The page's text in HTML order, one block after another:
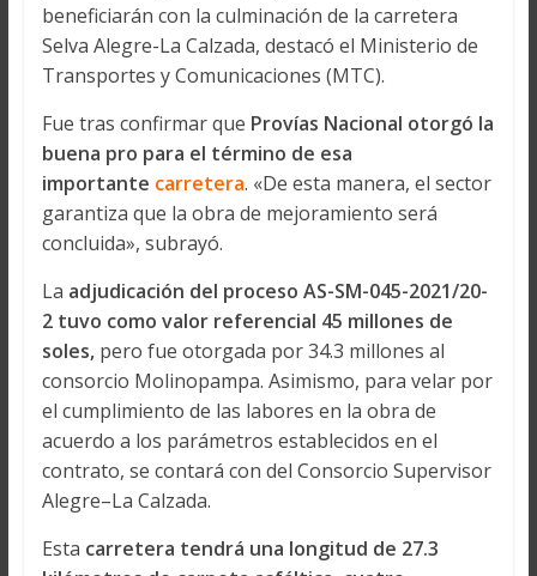
beneficiarán con la culminación de la carretera
Selva Alegre-La Calzada, destacó el Ministerio de
Transportes y Comunicaciones (MTC).
Fue tras confirmar que Provías Nacional otorgó la
buena pro para el término de esa
importante carretera. «De esta manera, el sector
garantiza que la obra de mejoramiento será
concluida», subrayó.
La adjudicación del proceso AS-SM-045-2021/20-
2 tuvo como valor referencial 45 millones de
soles,pero fue otorgada por 34.3 millones al
consorcio Molinopampa. Asimismo, para velar por
el cumplimiento de las labores en la obra de
acuerdo a los parámetros establecidos en el
contrato, se contará con del Consorcio Supervisor
Alegre–La Calzada.
Esta carretera tendrá una longitud de 27.3